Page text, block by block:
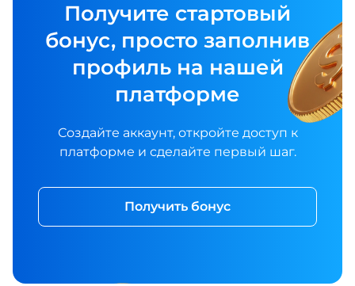
Получите стартовый
бонус, просто заполнив
профиль на нашей
платформе
Создайте аккаунт, откройте доступ к
платформе и сделайте первый шаг.
Получить бонус